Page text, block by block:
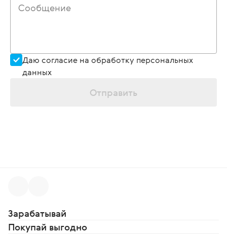
Сообщение
Даю согласие на обработку персональных
данных
Отправить
Зарабатывай
Покупай выгодно